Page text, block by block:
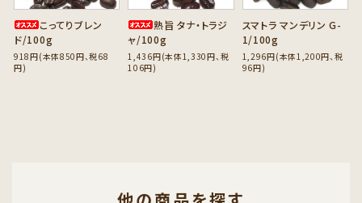
こってりブレン
ド/100g
918円(本体850円、税68
円)
熟旨 タナ・トラジ
ャ/100g
1,436円(本体1,330円、税
106円)
スマトラ マンデリン G-
1/100g
1,296円(本体1,200円、税
96円)